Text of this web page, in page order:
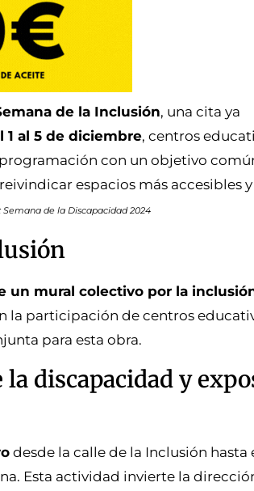
de la Inclusión, una cita ya
1 al 5 de diciembre, centros
con un objetivo
espacios más accesibles y
de la Discapacidad 2024
un mural colectivo por la
la participación de centros
para esta obra.
discapacidad y
desde la calle de la Inclusión hasta
Esta actividad invierte la